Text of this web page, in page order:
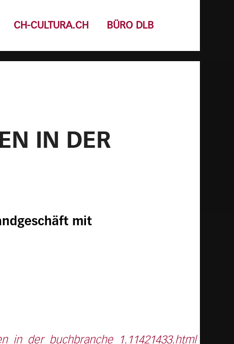
CH-CULTURA.CH BÜRO DLB
IN DER
mit